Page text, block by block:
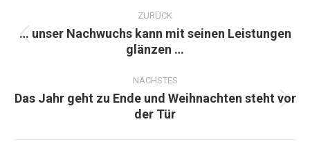
ZURÜCK
Vorheriger
Beitrag:
… unser Nachwuchs kann mit seinen Leistungen
glänzen …
NÄCHSTES
Nächster
Beitrag:
Das Jahr geht zu Ende und Weihnachten steht vor
der Tür